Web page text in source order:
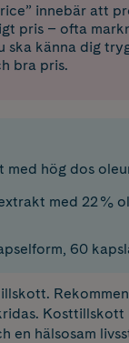
innebär att
pris – ofta
ska känna dig
bra pris.
med hög dos
med 22 %
60
en hälsosam